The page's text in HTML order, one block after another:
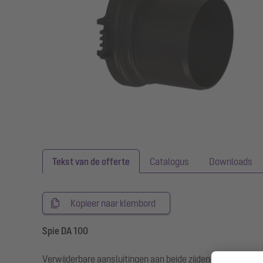
Tekst van de offerte Catalogus Downloads
Kopieer naar klembord
Spie DA 100
Verwijderbare aansluitingen aan beide zijden en in